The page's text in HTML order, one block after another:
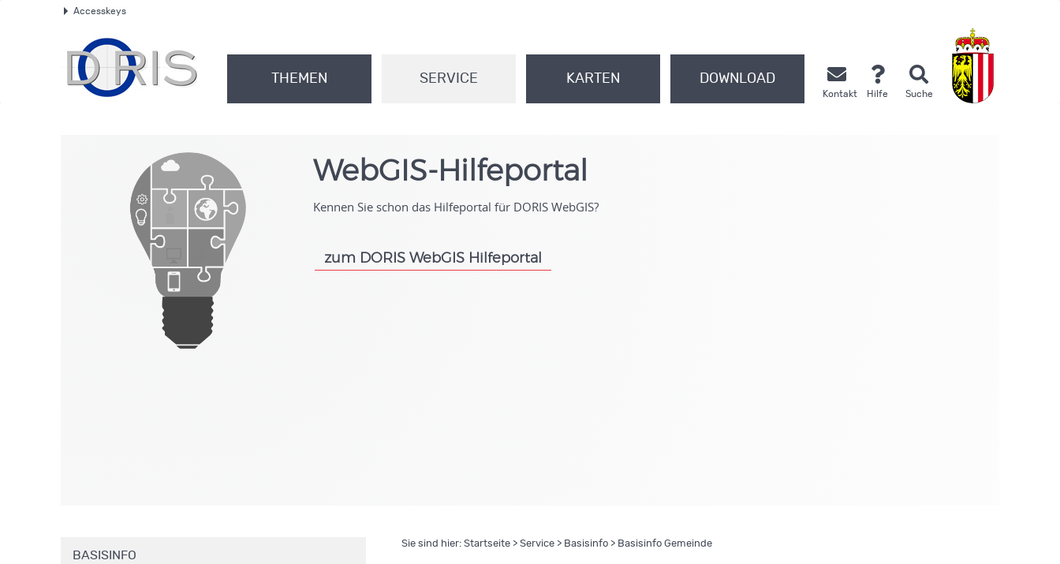
Accesskeys
THEMEN SERVICE KARTEN DOWNLOAD
Kontakt Hilfe Suche
WebGIS-Hilfeportal
Kennen Sie schon das Hilfeportal für DORIS WebGIS?
zum DORIS WebGIS Hilfeportal
BASISINFO
Sie sind hier: Startseite> Service> Basisinfo> Basisinfo Gemeinde